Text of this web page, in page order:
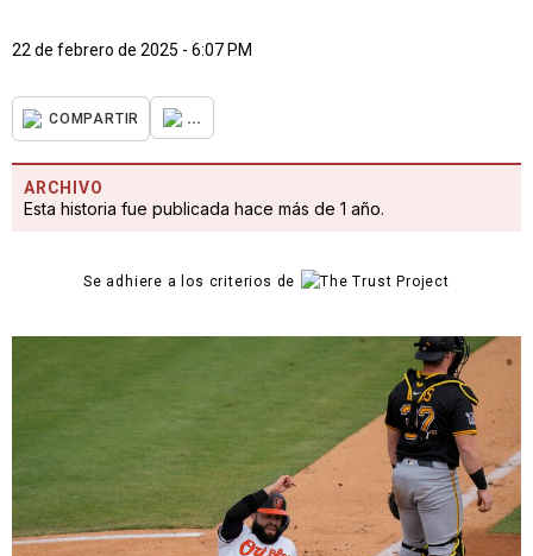
22 de febrero de 2025 - 6:07 PM
COMPARTIR ...
ARCHIVO
Esta historia fue publicada hace más de 1 año.
Se adhiere a los criterios de